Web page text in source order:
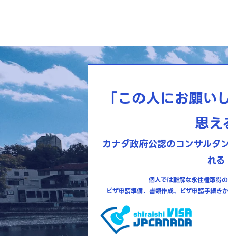
「この人にお願い
思え
カナダ政府公認のコンサルタ
れる
個人では難解な永住権取得
ビザ申請準備、書類作成、ビザ申請手続き